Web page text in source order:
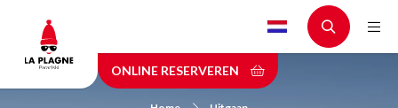
main
content
ONLINE RESERVEREN